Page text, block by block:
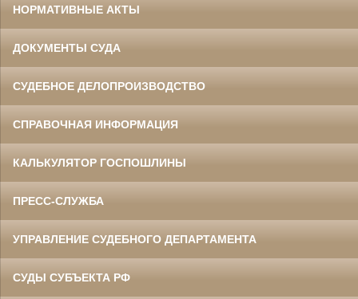
НОРМАТИВНЫЕ АКТЫ
ДОКУМЕНТЫ СУДА
СУДЕБНОЕ ДЕЛОПРОИЗВОДСТВО
СПРАВОЧНАЯ ИНФОРМАЦИЯ
КАЛЬКУЛЯТОР ГОСПОШЛИНЫ
ПРЕСС-СЛУЖБА
УПРАВЛЕНИЕ СУДЕБНОГО ДЕПАРТАМЕНТА
СУДЫ СУБЪЕКТА РФ